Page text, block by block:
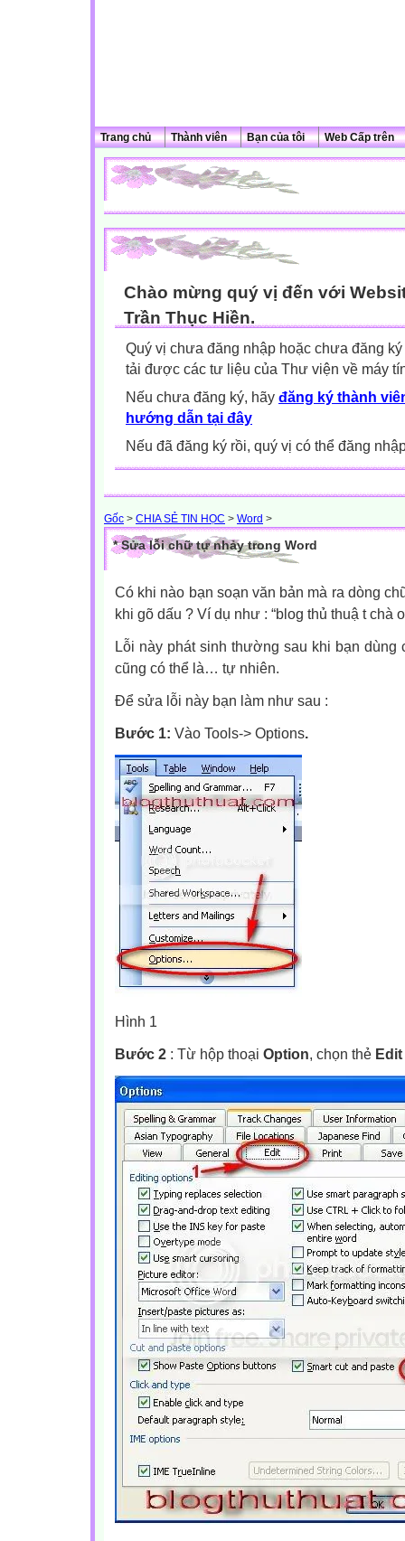
Trang chủ Thành viên Bạn của tôi Web Cấp trên
Chào mừng quý vị đến với
Trần Thục Hiền.
Quý vị chưa đăng nhập hoặc chưa đăng
tải được các tư liệu của Thư viện về máy
Nếu chưa đăng ký, hãy đăng ký thành
hướng dẫn tại đây
Nếu đã đăng ký rồi, quý vị có thể đăng
Gốc > CHIA SẺ TIN HỌC > Word >
* Sửa lỗi chữ tự nhảy trong Word
Có khi nào bạn soạn văn bản mà ra dòng
khi gõ dấu ? Ví dụ như : “blog thủ thuậ t chà
Lỗi này phát sinh thường sau khi bạn dùng
cũng có thể là… tự nhiên.
Để sửa lỗi này bạn làm như sau :
Bước 1: Vào Tools-> Options.
Hình 1
Bước 2 : Từ hộp thoại Option, chọn thẻ Edit